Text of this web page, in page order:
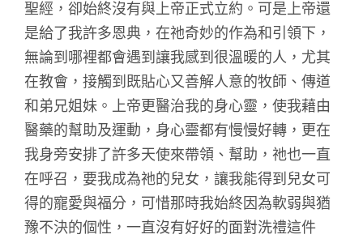
聖經，卻始終沒有與上帝正式立約。可是上帝還
是給了我許多恩典，在祂奇妙的作為和引領下，
無論到哪裡都會遇到讓我感到很溫暖的人，尤其
在教會，接觸到既貼心又善解人意的牧師、傳道
和弟兄姐妹。上帝更醫治我的身心靈，使我藉由
醫藥的幫助及運動，身心靈都有慢慢好轉，更在
我身旁安排了許多天使來帶領、幫助，祂也一直
在呼召，要我成為祂的兒女，讓我能得到兒女可
得的寵愛與福分，可惜那時我始終因為軟弱與猶
豫不決的個性，一直沒有好好的面對洗禮這件